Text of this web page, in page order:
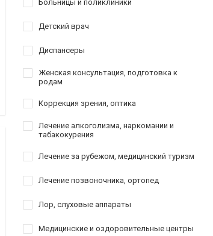
Больницы и поликлиники
Детский врач
Диспансеры
Женская консультация, подготовка к
родам
Коррекция зрения, оптика
Лечение алкоголизма, наркомании и
табакокурения
Лечение за рубежом, медицинский туризм
Лечение позвоночника, ортопед
Лор, слуховые аппараты
Медицинские и оздоровительные центры